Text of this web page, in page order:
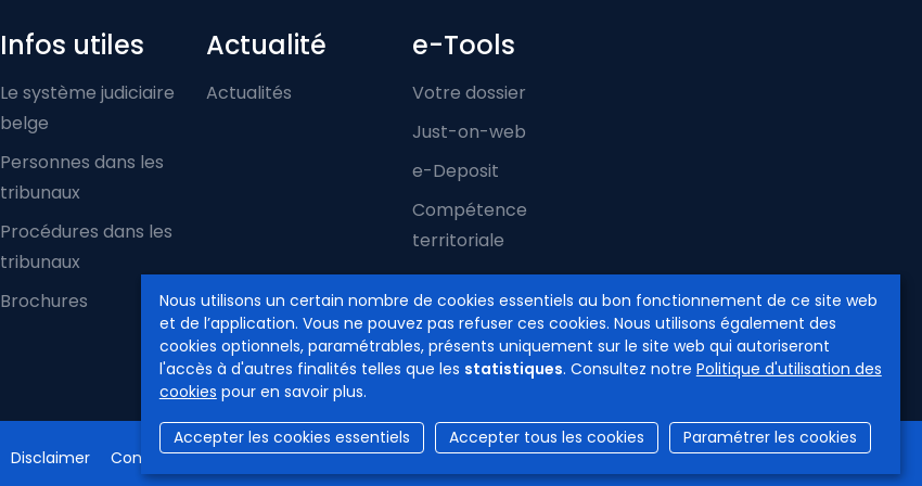
Nous utilisons un certain nombre de cookies essentiels au bon fonctionnement de ce site web
et de l’application. Vous ne pouvez pas refuser ces cookies. Nous utilisons également des
cookies optionnels, paramétrables, présents uniquement sur le site web qui autoriseront
l'accès à d'autres finalités telles que les statistiques. Consultez notre Politique d'utilisation des
cookies pour en savoir plus.
Accepter les cookies essentiels Accepter tous les cookies Paramétrer les cookies
Infos utiles
Le système judiciaire
belge
Personnes dans les
tribunaux
Procédures dans les
tribunaux
Brochures
Actualité
Actualités
e-Tools
Votre dossier
Just-on-web
e-Deposit
Compétence
territoriale
Disclaimer Confidentialité Gestion des cookies Accessibilité